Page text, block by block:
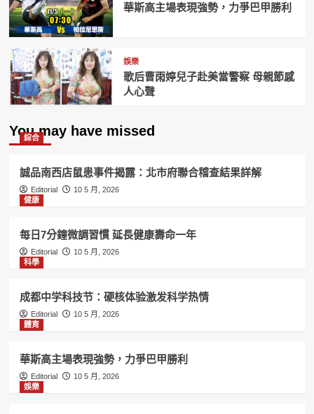
華斯高主場表現強勢，力爭巴甲勝利
娛樂
歌后曹雨婷兒子赴美當警察 母親節感
人心聲
You may have missed
綜合
誠品南西店鼠患事件揭露：北市府聯合稽查結果詳解
Editorial
10 5 月, 2026
健康
每日7分鐘微調習慣 延長健康壽命一年
Editorial
10 5 月, 2026
科學
成都中学科技节：硬核体验激发科学热情
Editorial
10 5 月, 2026
體育
華斯高主場表現強勢，力爭巴甲勝利
Editorial
10 5 月, 2026
娛樂